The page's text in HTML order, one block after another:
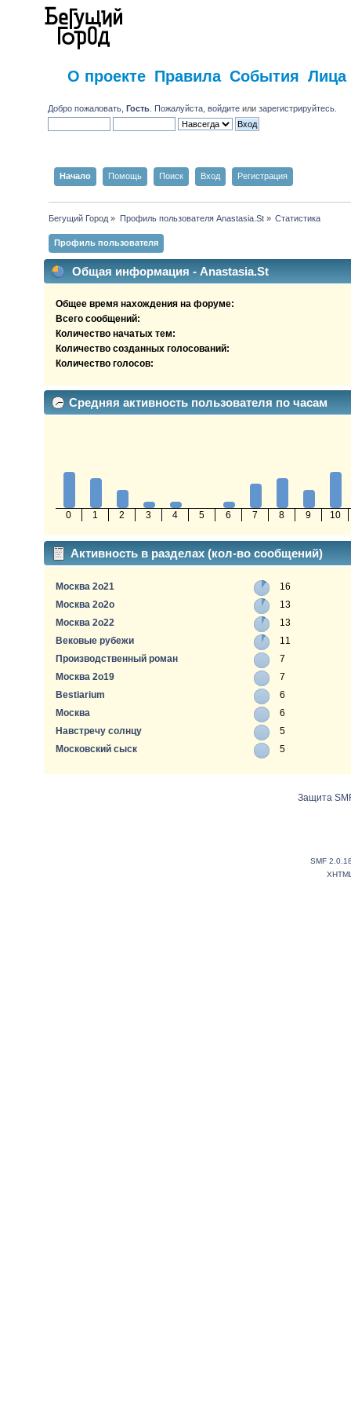
О проекте Правила События Лица
Добро пожаловать,Гость . Пожалуйста,войдите илизарегистрируйтесь
Начало Помощь Поиск Вход Регистрация
Бегущий Город » Профиль пользователя Anastasia.St» Статистика
Профиль пользователя
Общая информация - Anastasia.St
Общее время нахождения на форуме:
Всего сообщений:
Количество начатых тем:
Количество созданных голосований:
Количество голосов:
Средняя активность пользователя по часам
0 1 2 3 4 5 6 7 8 9 10
Активность в разделах (кол-во сообщений)
Москва 2о21
16
Москва 2о2о
13
Москва 2о22
13
Вековые рубежи
11
Производственный роман
7
Москва 2о19
7
Bestiarium
6
Москва
6
Навстречу солнцу
5
Московский сыск
5
Защита
SMF